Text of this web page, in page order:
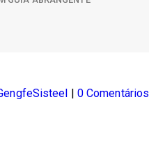
0 Comentários